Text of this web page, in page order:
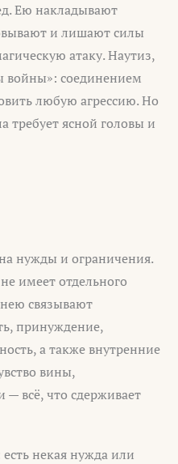
Ею накладывают
и лишают силы
атаку. Наутиз,
войны»: соединением
любую агрессию. Но
требует ясной головы и
нужды и ограничения.
имеет отдельного
связывают
принуждение,
а также внутренние
вины,
всё, что сдерживает
некая нужда или